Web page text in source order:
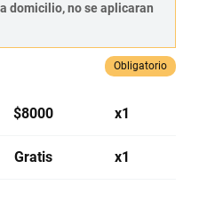
domicilio, no se aplicaran
Obligatorio
$8000 x1
Gratis x1